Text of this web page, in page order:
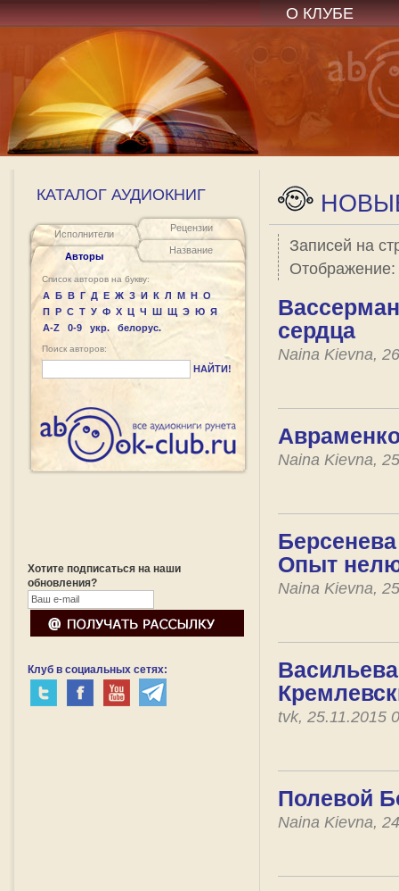
О КЛУБЕ
КАТАЛОГ АУДИОКНИГ
Исполнители
Авторы
Рецензии
Название
Список авторов на букву:
А Б В Г Д Е Ж З И К Л М Н О
П Р С Т У Ф Х Ц Ч Ш Щ Э Ю Я
A-Z
0-9 укр. белорус.
Поиск авторов:
НАЙТИ!
Хотите подписаться на наши
обновления?
Клуб в социальных сетях:
Записей на
Отображение:
сердца
Naina Kievna,
Naina Kievna,
Опыт
Naina Kievna,
tvk, 25.11.2015
Полевой
Naina Kievna,